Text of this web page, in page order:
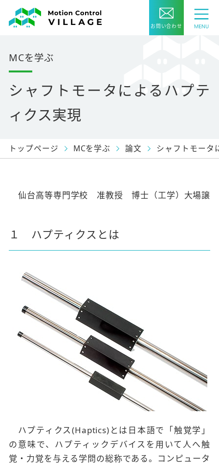
お問い合わせ
MCを学ぶ
シャフトモータによるハプテ
ィクス実現
トップページ MCを学ぶ 論文 シャフトモータ
仙台高等専門学校 准教授 博士（工学）大場譲
１ ハプティクスとは
ハプティクス(Haptics)とは日本語で「触覚学」
の意味で、ハプティックデバイスを用いて人へ触
覚・力覚を与える学問の総称である。コンピュータ